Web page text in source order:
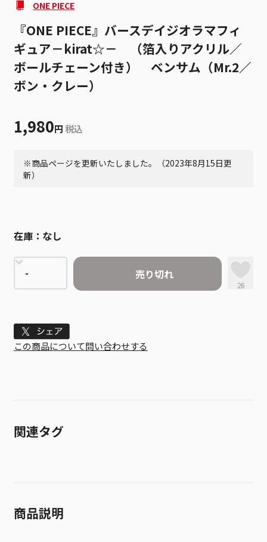
ONE PIECE
『ONE PIECE』バースデイジオラマフィ
ギュア－kirat☆－ （箔入りアクリル／
ボールチェーン付き） ベンサム（Mr.2／
ボン・クレー）
1,980円 税込
※商品ページを更新いたしました。（2023年8月15日更
新）
在庫： なし
売り切れ
26
Tweet
この商品について問い合わせする
関連タグ
商品説明